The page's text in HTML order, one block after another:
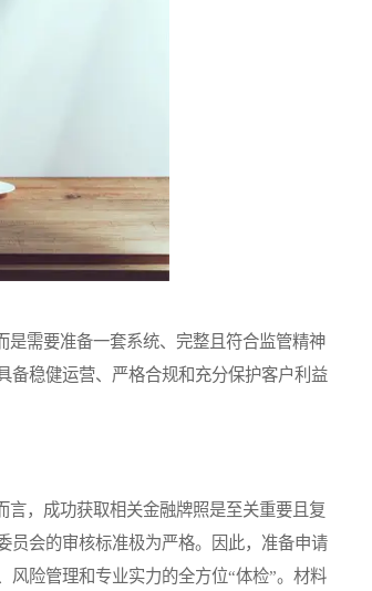
需要准备一套系统、完整且符合监管精神
备稳健运营、严格合规和充分保护客户利益
，成功获取相关金融牌照是至关重要且复
会的审核标准极为严格。因此，准备申请
险管理和专业实力的全方位“体检”。材料